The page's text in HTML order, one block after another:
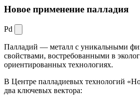
Новое применение палладия
Pd
Палладий — металл с уникальными
свойствами, востребованными в
ориентированных технологиях.
В Центре палладиевых технологий
два ключевых вектора: